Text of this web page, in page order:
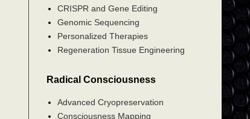
CRISPR and Gene Editing
Genomic Sequencing
Personalized Therapies
Regeneration Tissue Engineering
Radical Consciousness
Advanced Cryopreservation
Consciousness Mapping